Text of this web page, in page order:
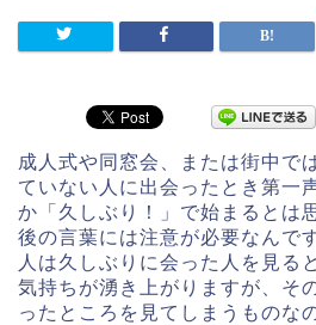
成人式や同窓会、または街中で
ていない人に出会ったとき第一
か「久しぶり！」で始まるとは
後の言葉には注意が必要なんです
人は久しぶりに会った人を見る
気持ちが湧き上がりますが、そ
ったところを見てしまうものな